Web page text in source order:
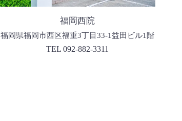
福岡西院
福岡県福岡市西区福重3丁目33-1益田ビル1階
TEL 092-882-3311